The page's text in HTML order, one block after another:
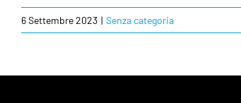
6 Settembre 2023 | Senza categoria